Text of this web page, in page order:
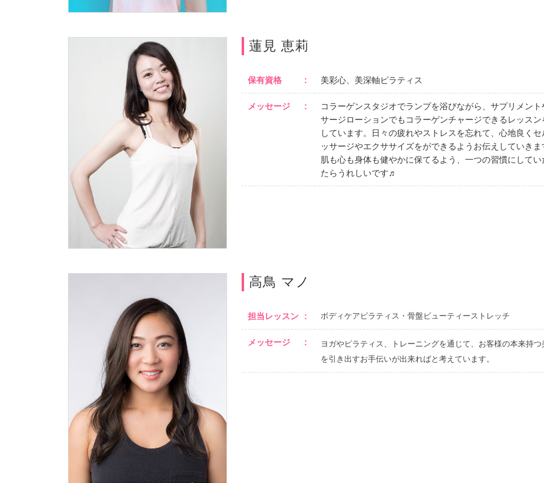
蓮見 恵莉
保有資格 美彩心、美深軸ピラティス
メッセージ
コラーゲンスタジオでランプを浴びながら、サプリメント
サージローションでもコラーゲンチャージできるレッスン
しています。日々の疲れやストレスを忘れて、心地良くセ
ッサージやエクササイズをができるようお伝えしていきま
肌も心も身体も健やかに保てるよう、一つの習慣にしてい
たらうれしいです♬
高鳥 マノ
担当レッスン ボディケアピラティス・骨盤ビューティーストレッチ
メッセージ
ヨガやピラティス、トレーニングを通じて、お客様の本来持つ
を引き出すお手伝いが出来ればと考えています。